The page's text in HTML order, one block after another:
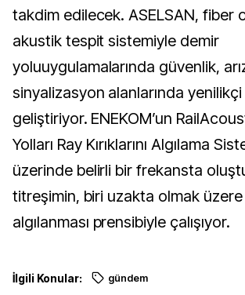
takdim edilecek. ASELSAN, fiber
akustik tespit sistemiyle demir
yoluuygulamalarında güvenlik,
sinyalizasyon alanlarında
geliştiriyor. ENEKOM’un
Yolları Ray Kırıklarını Algılama
üzerinde belirli bir frekansta
titreşimin, biri uzakta olmak
algılanması prensibiyle çalışıyor.
İlgili Konular: gündem